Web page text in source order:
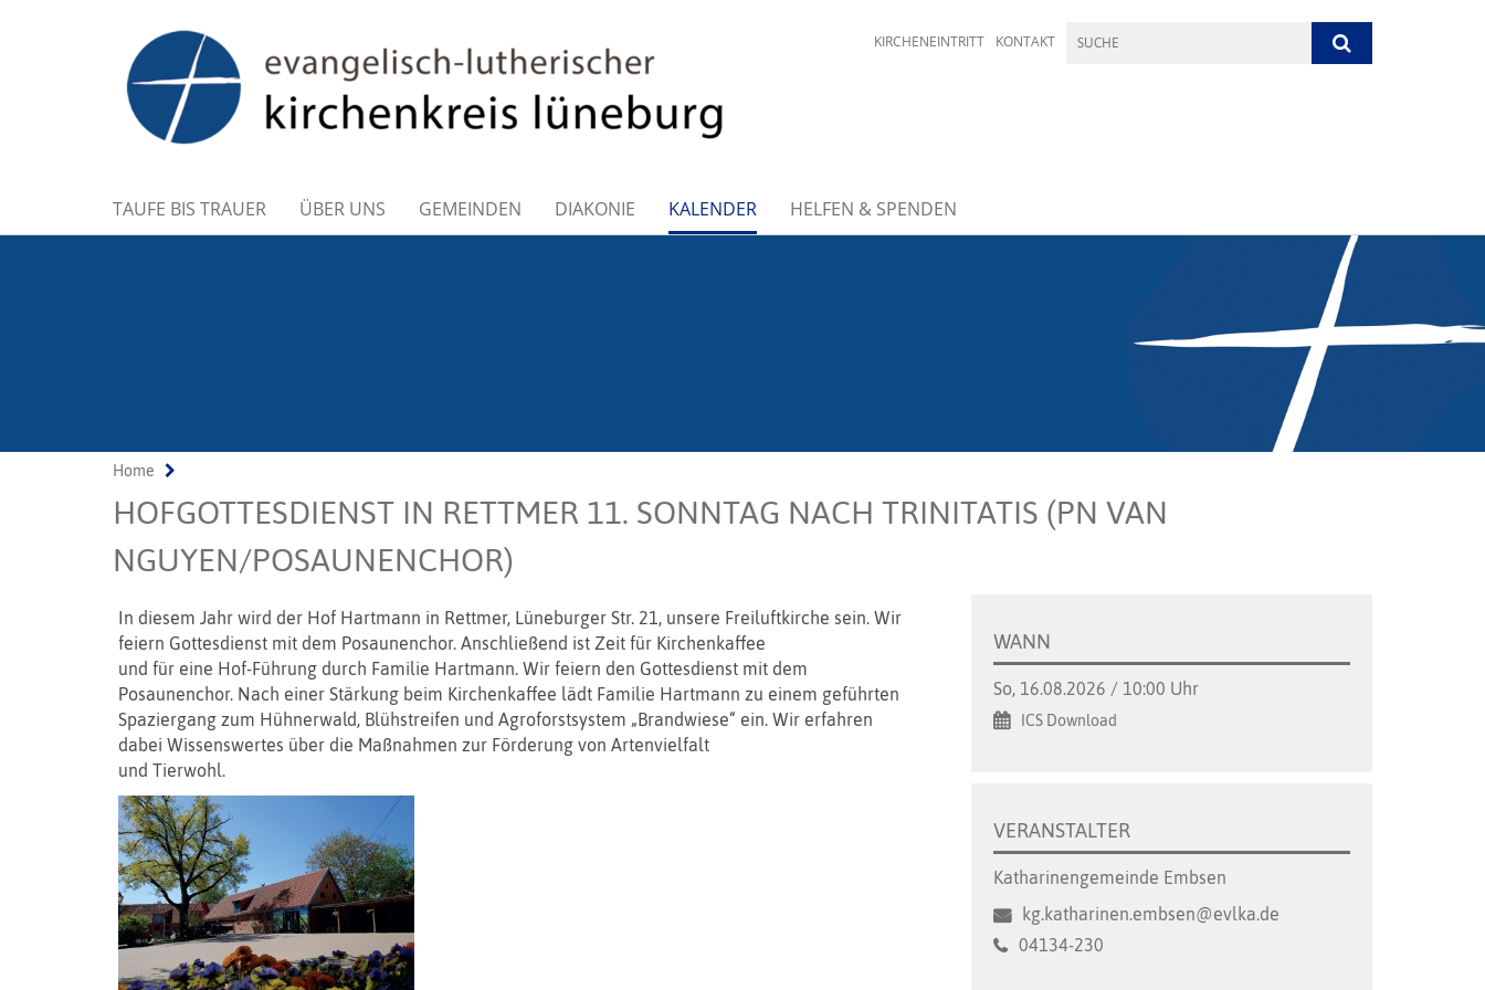
KIRCHENEINTRITT KONTAKT
TAUFE BIS TRAUER ÜBER UNS GEMEINDEN DIAKONIE KALENDER HELFEN & SPENDEN
Home
HOFGOTTESDIENST IN RETTMER 11. SONNTAG NACH TRINITATIS (PN VAN
NGUYEN/POSAUNENCHOR)
In diesem Jahr wird der Hof Hartmann in Rettmer, Lüneburger Str. 21, unsere Freiluftkirche sein. Wir
feiern Gottesdienst mit dem Posaunenchor. Anschließend ist Zeit für Kirchenkaffee
und für eine Hof-Führung durch Familie Hartmann. Wir feiern den Gottesdienst mit dem
Posaunenchor. Nach einer Stärkung beim Kirchenkaffee lädt Familie Hartmann zu einem geführten
Spaziergang zum Hühnerwald, Blühstreifen und Agroforstsystem „Brandwiese“ ein. Wir erfahren
dabei Wissenswertes über die Maßnahmen zur Förderung von Artenvielfalt
und Tierwohl.
WANN
So, 16.08.2026 / 10:00 Uhr
ICS Download
VERANSTALTER
Katharinengemeinde Embsen
kg.katharinen.embsen@evlka.de
04134-230